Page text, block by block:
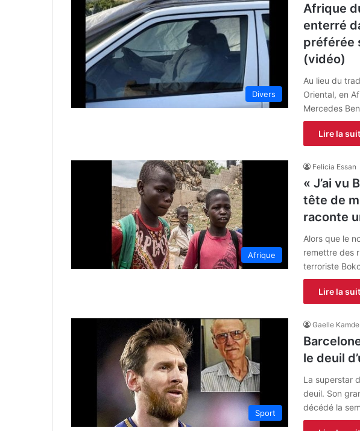
Divers
Afrique
enterré
préférée
(vidéo)
Au lieu du
Oriental, en
Mercedes
Lire la
Afrique
Felicia Essan
« J’ai vu
tête de
raconte
Alors que le
remettre des
terroriste
Lire la
Sport
Gaelle
le deuil
La superstar
deuil. Son
décédé la